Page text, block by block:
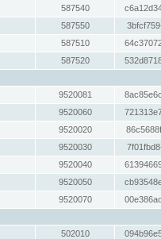
587540
587550
587510
587520
9520081
9520060
9520020
9520030
9520040
9520050
9520070
502010